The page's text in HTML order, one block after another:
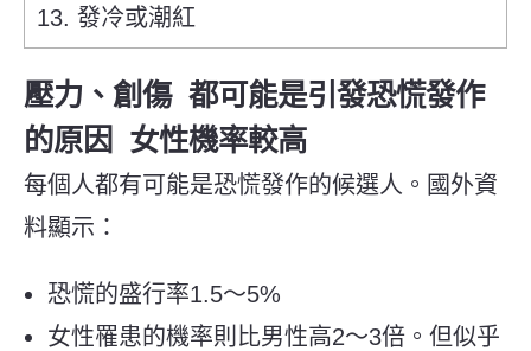
13. 發冷或潮紅
壓力、創傷 都可能是引發恐慌發作
的原因 女性機率較高
每個人都有可能是恐慌發作的候選人。國外資
料顯示：
恐慌的盛行率1.5～5%
女性罹患的機率則比男性高2～3倍。但似乎